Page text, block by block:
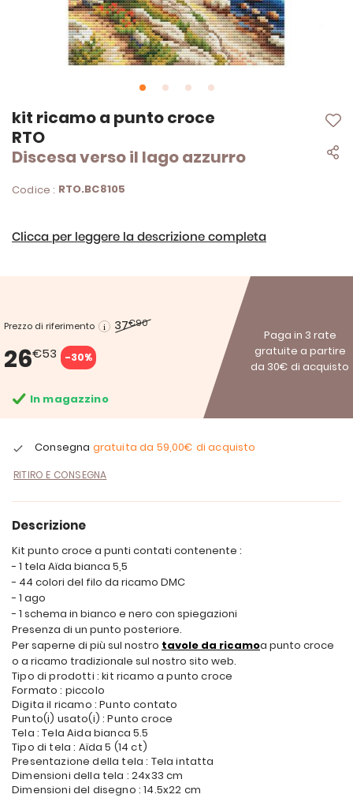
kit ricamo a punto croce
RTO
Discesa verso il lago azzurro
Codice : RTO.BC8105
Clicca per leggere la descrizione completa
Prezzo di riferimento 37€90
26€53 -30%
Paga in 3 rate
gratuite a partire
da 30€ di acquisto
In magazzino
Consegna gratuita da 59,00€ di acquisto
RITIRO E CONSEGNA
Vai
all'inizio
della
galleria
immagini
Descrizione
Kit punto croce a punti contati contenente :
- 1 tela Aïda bianca 5,5
- 44 colori del filo da ricamo DMC
- 1 ago
- 1 schema in bianco e nero con spiegazioni
Presenza di un punto posteriore.
Per saperne di più sul nostro tavole da ricamoa punto croce
o a ricamo tradizionale sul nostro sito web.
Tipo di prodotti : kit ricamo a punto croce
Formato : piccolo
Digita il ricamo : Punto contato
Punto(i) usato(i) : Punto croce
Tela : Tela Aida bianca 5.5
Tipo di tela : Aïda 5 (14 ct)
Presentazione della tela : Tela intatta
Dimensioni della tela : 24x33 cm
Dimensioni del disegno : 14.5x22 cm